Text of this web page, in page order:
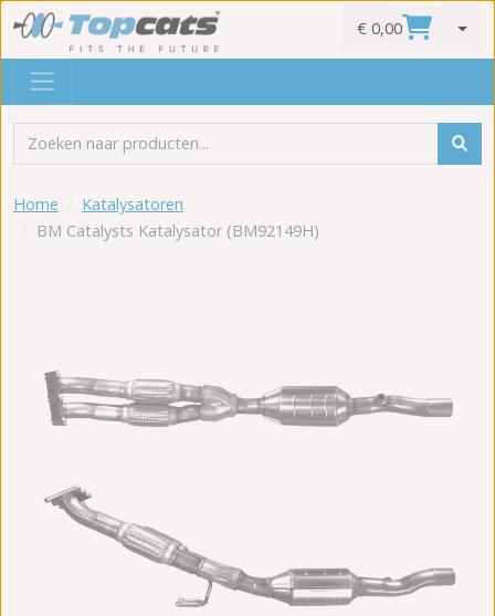
€ 0,00
Home
Katalysatoren
BM Catalysts Katalysator (BM92149H)